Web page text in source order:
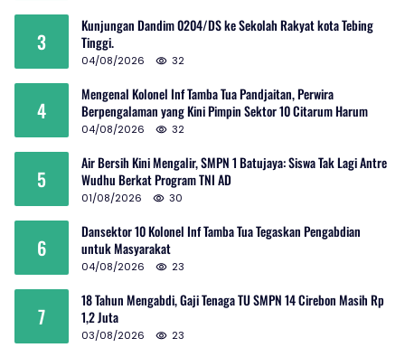
3
Kunjungan Dandim 0204/DS ke Sekolah Rakyat kota Tebing
Tinggi.
04/08/2026 32
4
Mengenal Kolonel Inf Tamba Tua Pandjaitan, Perwira
Berpengalaman yang Kini Pimpin Sektor 10 Citarum Harum
04/08/2026 32
5
Air Bersih Kini Mengalir, SMPN 1 Batujaya: Siswa Tak Lagi Antre
Wudhu Berkat Program TNI AD
01/08/2026 30
6
Dansektor 10 Kolonel Inf Tamba Tua Tegaskan Pengabdian
untuk Masyarakat
04/08/2026 23
7
18 Tahun Mengabdi, Gaji Tenaga TU SMPN 14 Cirebon Masih Rp
1,2 Juta
03/08/2026 23